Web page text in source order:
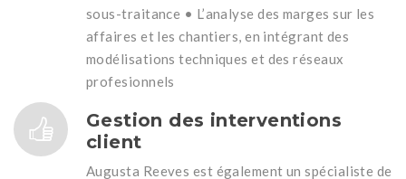
sous-traitance • L’analyse des marges sur les
affaires et les chantiers, en intégrant des
modélisations techniques et des réseaux
profesionnels
Gestion des interventions
client
Augusta Reeves est également un spécialiste de